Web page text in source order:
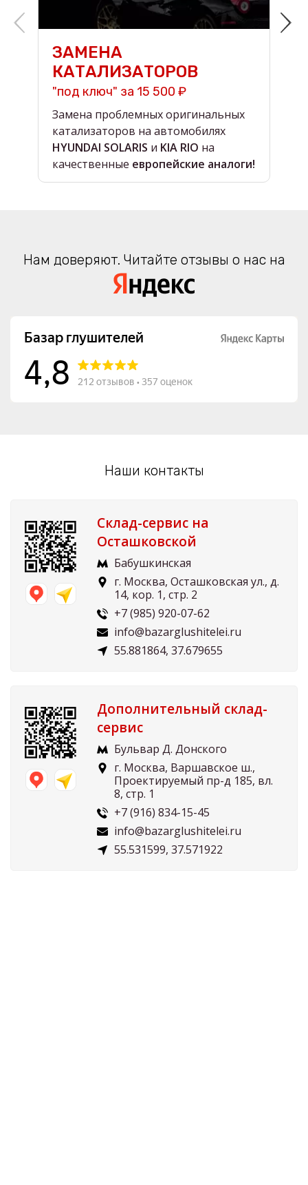
ЗАМЕНА
КАТАЛИЗАТОРОВ
"под ключ" за 15 500 ₽
Замена проблемных оригинальных
катализаторов на автомобилях
HYUNDAI SOLARIS и KIA RIO на
качественные европейские аналоги!
Нам доверяют. Читайте отзывы о нас на
Наши контакты
Склад-сервис на
Осташковской
Бабушкинская
г. Москва, Осташковская ул., д.
14, кор. 1, стр. 2
+7 (985) 920-07-62
info@bazarglushitelei.ru
55.881864, 37.679655
Дополнительный склад-
сервис
Бульвар Д. Донского
г. Москва, Варшавское ш.,
Проектируемый пр-д 185, вл.
8, стр. 1
+7 (916) 834-15-45
info@bazarglushitelei.ru
55.531599, 37.571922